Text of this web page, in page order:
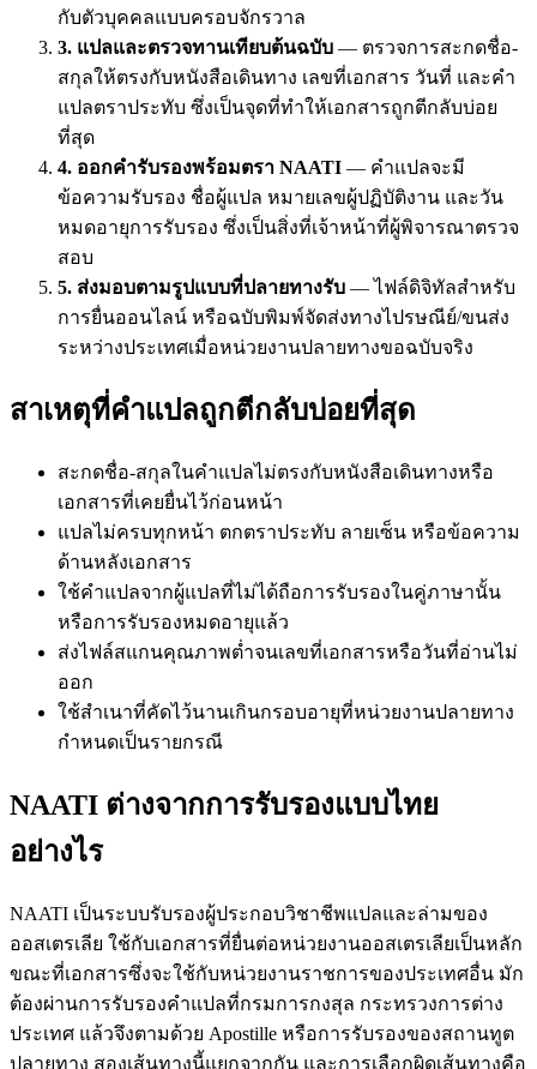
กับตัวบุคคลแบบครอบจักรวาล
3. แปลและตรวจทานเทียบต้นฉบับ — ตรวจการสะกดชื่อ-
สกุลให้ตรงกับหนังสือเดินทาง เลขที่เอกสาร วันที่ และคำ
แปลตราประทับ ซึ่งเป็นจุดที่ทำให้เอกสารถูกตีกลับบ่อย
ที่สุด
4. ออกคำรับรองพร้อมตรา NAATI — คำแปลจะมี
ข้อความรับรอง ชื่อผู้แปล หมายเลขผู้ปฏิบัติงาน และวัน
หมดอายุการรับรอง ซึ่งเป็นสิ่งที่เจ้าหน้าที่ผู้พิจารณาตรวจ
สอบ
5. ส่งมอบตามรูปแบบที่ปลายทางรับ — ไฟล์ดิจิทัลสำหรับ
การยื่นออนไลน์ หรือฉบับพิมพ์จัดส่งทางไปรษณีย์/ขนส่ง
ระหว่างประเทศเมื่อหน่วยงานปลายทางขอฉบับจริง
สาเหตุที่คำแปลถูกตีกลับบ่อยที่สุด
สะกดชื่อ-สกุลในคำแปลไม่ตรงกับหนังสือเดินทางหรือ
เอกสารที่เคยยื่นไว้ก่อนหน้า
แปลไม่ครบทุกหน้า ตกตราประทับ ลายเซ็น หรือข้อความ
ด้านหลังเอกสาร
ใช้คำแปลจากผู้แปลที่ไม่ได้ถือการรับรองในคู่ภาษานั้น
หรือการรับรองหมดอายุแล้ว
ส่งไฟล์สแกนคุณภาพต่ำจนเลขที่เอกสารหรือวันที่อ่านไม่
ออก
ใช้สำเนาที่คัดไว้นานเกินกรอบอายุที่หน่วยงานปลายทาง
กำหนดเป็นรายกรณี
NAATI ต่างจากการรับรองแบบไทย
อย่างไร
NAATI เป็นระบบรับรองผู้ประกอบวิชาชีพแปลและล่ามของ
ออสเตรเลีย ใช้กับเอกสารที่ยื่นต่อหน่วยงานออสเตรเลียเป็นหลัก
ขณะที่เอกสารซึ่งจะใช้กับหน่วยงานราชการของประเทศอื่น มัก
ต้องผ่านการรับรองคำแปลที่กรมการกงสุล กระทรวงการต่าง
ประเทศ แล้วจึงตามด้วย Apostille หรือการรับรองของสถานทูต
ปลายทาง สองเส้นทางนี้แยกจากกัน และการเลือกผิดเส้นทางคือ